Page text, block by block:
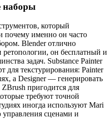
наборы
который
почему именно он часто
Blender отлично
он бесплатный и
задач. Substance Painter
для текстурирования: Painter
а Designer — генерировать
пригодится для
требуют точной
иногда используют Mari
сценами и